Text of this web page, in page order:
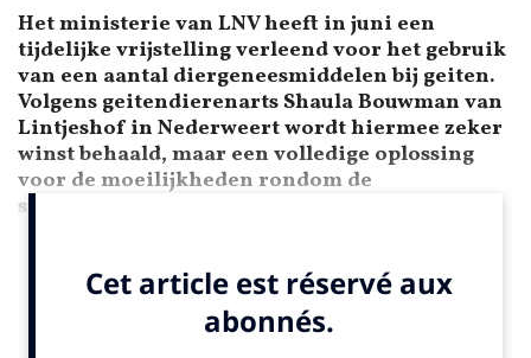
Het ministerie van LNV heeft in juni een
tijdelijke vrijstelling verleend voor het gebruik
van een aantal diergeneesmiddelen bij geiten.
Volgens geitendierenarts Shaula Bouwman van
Lintjeshof in Nederweert wordt hiermee zeker
winst behaald, maar een volledige oplossing
voor de moeilijkheden rondom de
slachtlammeren is het niet.